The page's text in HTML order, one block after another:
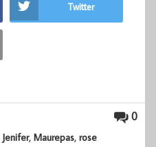
Twitter
0
Jenifer,Maurepas,rose